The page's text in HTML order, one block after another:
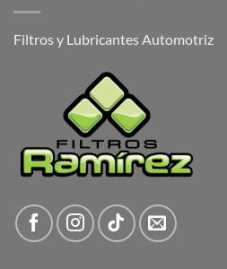
Filtros y Lubricantes Automotriz